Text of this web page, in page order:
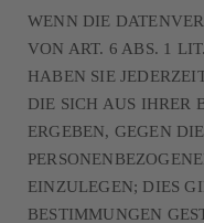
WENN DIE
VON ART. 6 ABS. 1
HABEN SIE
DIE SICH AUS IHRER
ERGEBEN, GEGEN
EINZULEGEN; DIES
BESTIMMUNGEN